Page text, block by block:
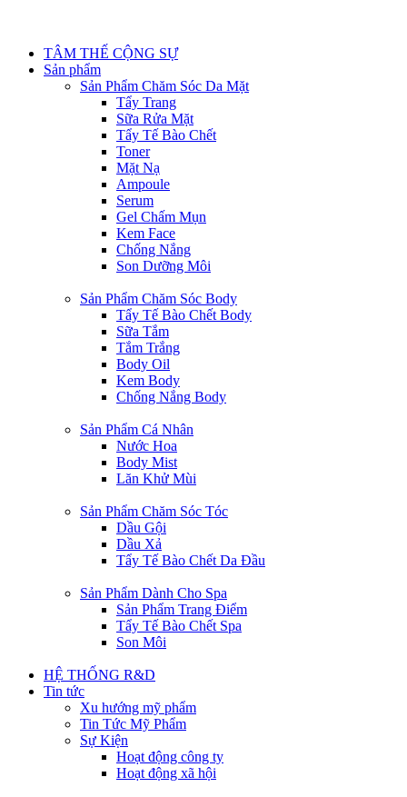
TÂM THẾ CỘNG SỰ
Sản phẩm
Sản Phẩm Chăm Sóc Da Mặt
Tẩy Trang
Sữa Rửa Mặt
Tẩy Tế Bào Chết
Toner
Mặt Nạ
Ampoule
Serum
Gel Chấm Mụn
Kem Face
Chống Nắng
Son Dưỡng Môi
Sản Phẩm Chăm Sóc Body
Tẩy Tế Bào Chết Body
Sữa Tắm
Tắm Trắng
Body Oil
Kem Body
Chống Nắng Body
Sản Phẩm Cá Nhân
Nước Hoa
Body Mist
Lăn Khử Mùi
Sản Phẩm Chăm Sóc Tóc
Dầu Gội
Dầu Xả
Tẩy Tế Bào Chết Da Đầu
Sản Phẩm Dành Cho Spa
Sản Phẩm Trang Điểm
Tẩy Tế Bào Chết Spa
Son Môi
HỆ THỐNG R&D
Tin tức
Xu hướng mỹ phẩm
Tin Tức Mỹ Phẩm
Sự Kiện
Hoạt động công ty
Hoạt động xã hội